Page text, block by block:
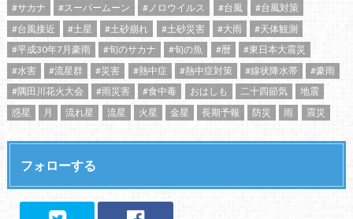
#サカナ
#スーパームーン #ノロウイルス #台風
#台風対策
#台風接近
#土星 #土砂崩れ #土砂災害 #大雨
#天体観測
#平成30年7月豪雨
#旬のサカナ #旬の魚 #暦
#東日本大震災
#水害
#流星群 #災害 #熱中症 #熱中症対策 #線状降水帯
#豪雨
#隅田川花火大会
#雨災害 #食中毒 おはしも 二十四節気
地震
惑星
月 流れ星 流星 火星 金星 長期予報 防災 雨 震災
フォローする